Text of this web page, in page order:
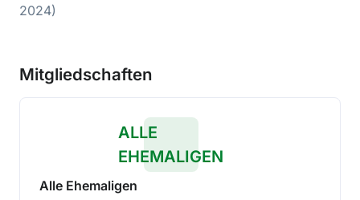
2024)
Mitgliedschaften
ALLE
EHEMALIGEN
Alle Ehemaligen